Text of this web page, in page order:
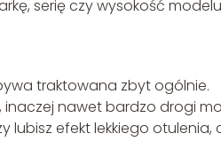
serię czy wysokość
traktowana zbyt ogólnie.
nawet bardzo drogi
lubisz efekt lekkiego otulenia,